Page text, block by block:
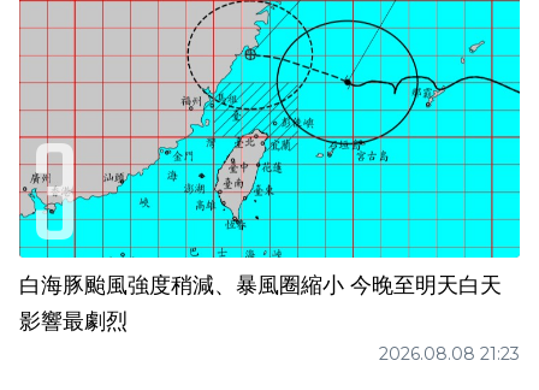
白海豚颱風強度稍減、暴風圈縮小 今晚至明天白天
影響最劇烈
2026.08.08 21:23